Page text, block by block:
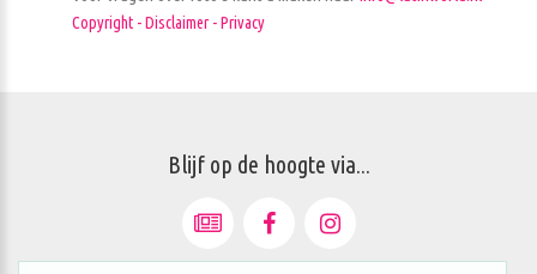
Copyright - Disclaimer - Privacy
Blijf op de hoogte via...